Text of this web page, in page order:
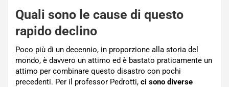
Quali sono le cause di questo
rapido declino
Poco più di un decennio, in proporzione alla storia del
mondo, è davvero un attimo ed è bastato praticamente un
attimo per combinare questo disastro con pochi
precedenti. Per il professor Pedrotti, ci sono diverse